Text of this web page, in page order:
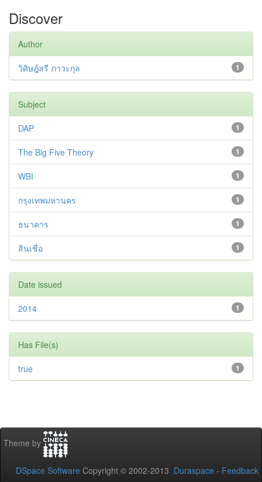
Discover
Author
1
วิศิษฎ์สรี ภาวะกุล
Subject
1
DAP
1
The Big Five Theory
1
WBI
1
กรุงเทพมหานคร
1
ธนาคาร
1
สินเชื่อ
Date issued
1
2014
Has File(s)
1
true
Theme by
DSpace Software Copyright © 2002-2013 Duraspace - Feedback